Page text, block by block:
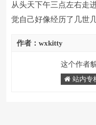
从头天下午三点左右走
觉自己好像经历了几世几
作者：wxkitty
这个作者
站内专